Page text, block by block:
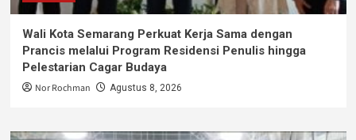
Wali Kota Semarang Perkuat Kerja Sama dengan
Prancis melalui Program Residensi Penulis hingga
Pelestarian Cagar Budaya
Nor Rochman Agustus 8, 2026